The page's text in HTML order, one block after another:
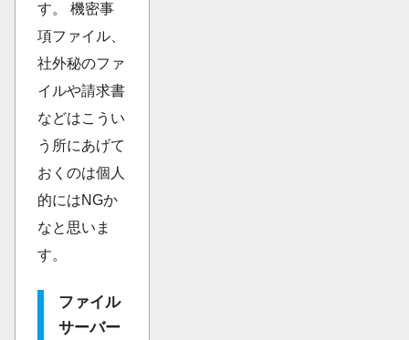
す。 機密事
項ファイル、
社外秘のファ
イルや請求書
などはこうい
う所にあげて
おくのは個人
的にはNGか
なと思いま
す。
ファイル
サーバー